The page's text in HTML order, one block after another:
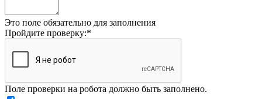
Это поле обязательно для заполнения
Пройдите проверку:*
Поле проверки на робота должно быть заполнено.